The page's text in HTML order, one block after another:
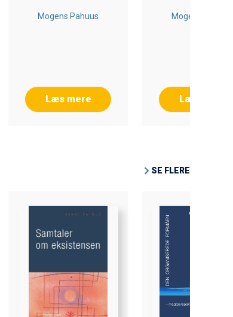
Mogens Pahuus
Læs mere
Mogens Pahuus
Læs mere
SE FLERE